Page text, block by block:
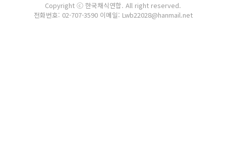
Copyright ⓒ 한국채식연합. All right reserved.
전화번호: 02-707-3590 이메일: Lwb22028@hanmail.net